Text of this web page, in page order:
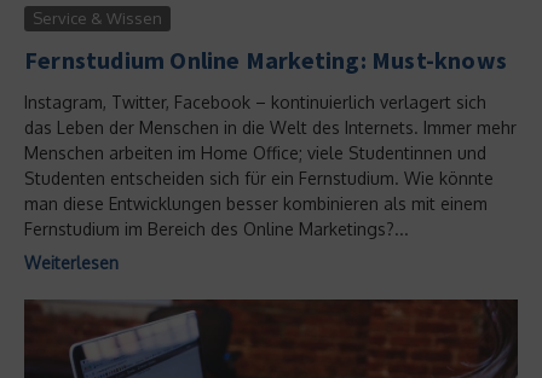
Service & Wissen
Fernstudium Online Marketing: Must-knows
Instagram, Twitter, Facebook – kontinuierlich verlagert sich
das Leben der Menschen in die Welt des Internets. Immer mehr
Menschen arbeiten im Home Office; viele Studentinnen und
Studenten entscheiden sich für ein Fernstudium. Wie könnte
man diese Entwicklungen besser kombinieren als mit einem
Fernstudium im Bereich des Online Marketings?...
Weiterlesen